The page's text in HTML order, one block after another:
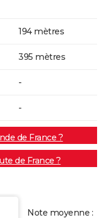
194 mètres
395 mètres
-
-
de France ?
de France ?
Note moyenne :